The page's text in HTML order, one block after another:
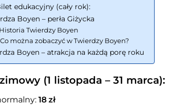
edukacyjny (cały rok):
Boyen – perła Giżycka
Historia Twierdzy Boyen
Co można zobaczyć w Twierdzy Boyen?
Boyen – atrakcja na każdą porę roku
(1 listopada – 31 marca):
18 zł